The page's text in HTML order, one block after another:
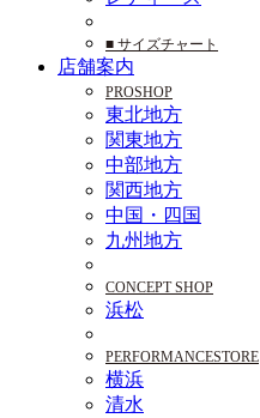
■ サイズチャート
店舗案内
PROSHOP
東北地方
関東地方
中部地方
関西地方
中国・四国
九州地方
CONCEPT SHOP
浜松
PERFORMANCESTORE
横浜
清水